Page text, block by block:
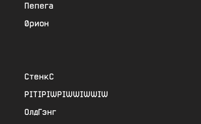
Пепега
0рион
СтенкС
PITIPIWPIWWIWWIW
ОлдГэнг